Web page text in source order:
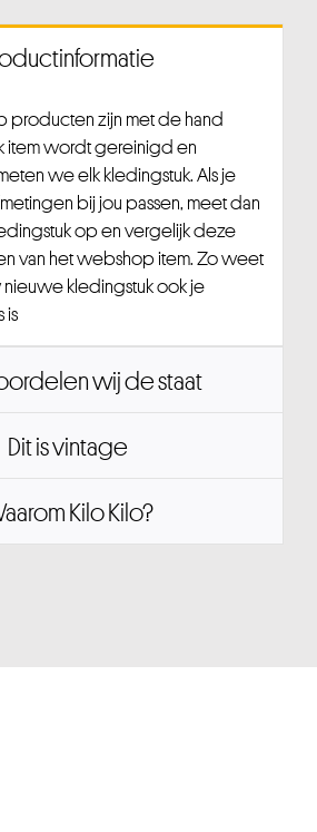
producten zijn met de hand
item wordt gereinigd en
we elk kledingstuk. Als je
bij jou passen, meet dan
op en vergelijk deze
van het webshop item. Zo weet
kledingstuk ook je
is
wij de staat
Dit is vintage
Kilo Kilo?